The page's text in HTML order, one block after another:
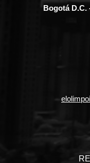
Bogotá D.C.